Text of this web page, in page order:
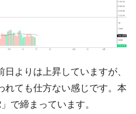
と公示
ォン安が急進！ 日米の協調
では。
る。6カ月で対前年同期比
ティールが着韓！⇒ さっそ
日よりは上昇していますが、
れても仕方ない感じです。本
」で締まっています。